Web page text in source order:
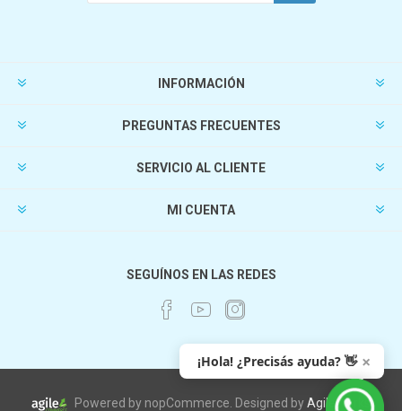
INFORMACIÓN
PREGUNTAS FRECUENTES
SERVICIO AL CLIENTE
MI CUENTA
SEGUÍNOS EN LAS REDES
Powered by nopCommerce. Designed byAgileWorks
¡Hola! ¿Precisás ayuda? 👋 ×